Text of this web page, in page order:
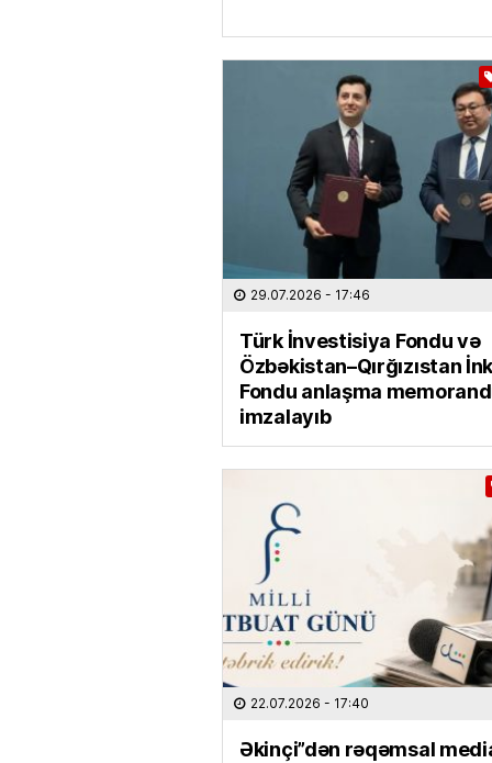
29.07.2026 - 17:46
Türk İnvestisiya Fondu və
Özbəkistan–Qırğızıstan
Fondu anlaşma
imzalayıb
22.07.2026 - 17:40
Əkinçi”dən rəqəmsal